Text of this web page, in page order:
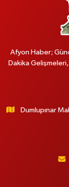
Afyon Haber;
Dakika Gelişmeleri,
Dumlupınar